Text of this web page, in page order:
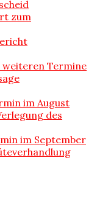
zum
weiteren Termine
im August
des
im September